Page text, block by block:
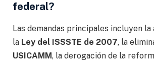
federal?
Las demandas principales incluyen la
la Ley del ISSSTE de 2007, la
USICAMM, la derogación de la